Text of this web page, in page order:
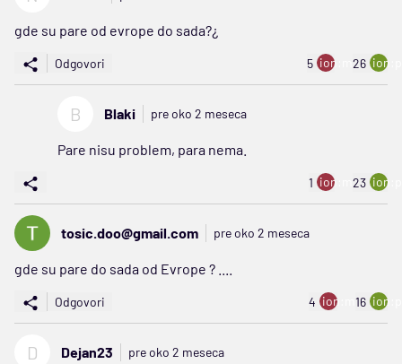
gde su pare od evrope do sada?¿
Odgovori 5 ion:minus
26
B Blaki pre oko 2 meseca
Pare nisu problem, para nema.
1 ion:minus
23
tosic.doo@gmail.com pre oko 2 meseca
gde su pare do sada od Evrope ? ....
Odgovori 4 ion:minus
16
D Dejan23 pre oko 2 meseca